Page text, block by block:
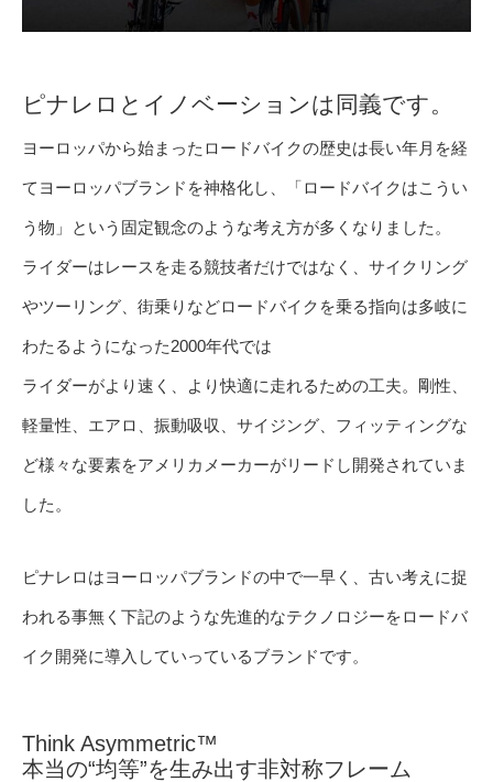
ピナレロとイノベーションは同義です。
ヨーロッパから始まったロードバイクの歴史は長い年月を経
てヨーロッパブランドを神格化し、「ロードバイクはこうい
う物」という固定観念のような考え方が多くなりました。
ライダーはレースを走る競技者だけではなく、サイクリング
やツーリング、街乗りなどロードバイクを乗る指向は多岐に
わたるようになった2000年代では
ライダーがより速く、より快適に走れるための工夫。剛性、
軽量性、エアロ、振動吸収、サイジング、フィッティングな
ど様々な要素をアメリカメーカーがリードし開発されていま
した。
ピナレロはヨーロッパブランドの中で一早く、古い考えに捉
われる事無く下記のような先進的なテクノロジーをロードバ
イク開発に導入していっているブランドです。
Think Asymmetric™
本当の“均等”を生み出す非対称フレーム